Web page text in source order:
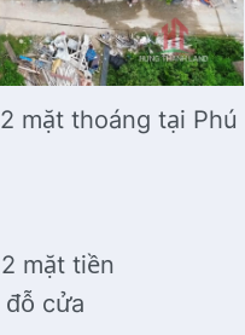
mặt thoáng tại Phú
mặt tiền
cửa